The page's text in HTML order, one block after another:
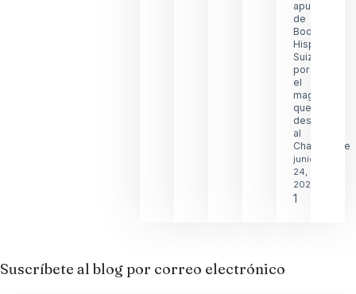
apuesta
de
Bodegas
Hispano
Suizas
por
el
magnum
que
desafía
al
Champagne
junio
24,
2026
Suscríbete al blog por correo electrónico